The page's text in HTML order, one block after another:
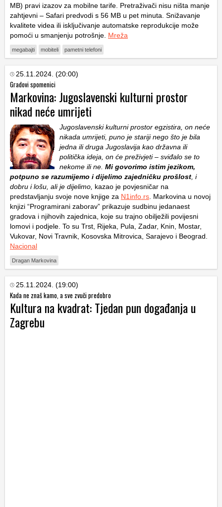
MB) pravi izazov za mobilne tarife. Pretraživači nisu ništa manje
zahtjevni – Safari predvodi s 56 MB u pet minuta. Snižavanje
kvalitete videa ili isključivanje automatske reprodukcije može
pomoći u smanjenju potrošnje. Mreža
megabajti mobiteli pametni telefoni
25.11.2024. (20:00)
Gradovi spomenici
Markovina: Jugoslavenski kulturni prostor
nikad neće umrijeti
Jugoslavenski kulturni prostor egzistira, on neće
nikada umrijeti, puno je stariji nego što je bila
jedna ili druga Jugoslavija kao državna ili
politička ideja, on će preživjeti – sviđalo se to
nekome ili ne. Mi govorimo istim jezikom,
potpuno se razumijemo i dijelimo zajedničku prošlost , i
dobru i lošu, ali je dijelimo, kazao je povjesničar na
predstavljanju svoje nove knjige za N1info.rs . Markovina u novoj
knjizi “Programirani zaborav” prikazuje sudbinu jedanaest
gradova i njihovih zajednica, koje su trajno obilježili povijesni
lomovi i podjele. To su Trst, Rijeka, Pula, Zadar, Knin, Mostar,
Vukovar, Novi Travnik, Kosovska Mitrovica, Sarajevo i Beograd.
Nacional
Dragan Markovina
25.11.2024. (19:00)
Kada ne znaš kamo, a sve zvuči predobro
Kultura na kvadrat: Tjedan pun događanja u
Zagrebu